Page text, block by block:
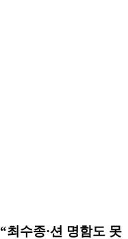
최수종·션 명함도 못